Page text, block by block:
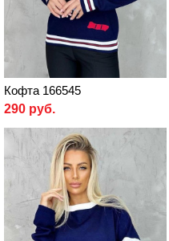
Кофта 166545
290 руб.